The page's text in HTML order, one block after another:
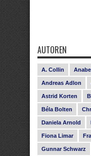
AUTOREN
A. Collin
Andreas Adlon
Astrid Korten
Béla Bolten
Daniela Arnold
Fiona Limar
Gunnar Schwarz